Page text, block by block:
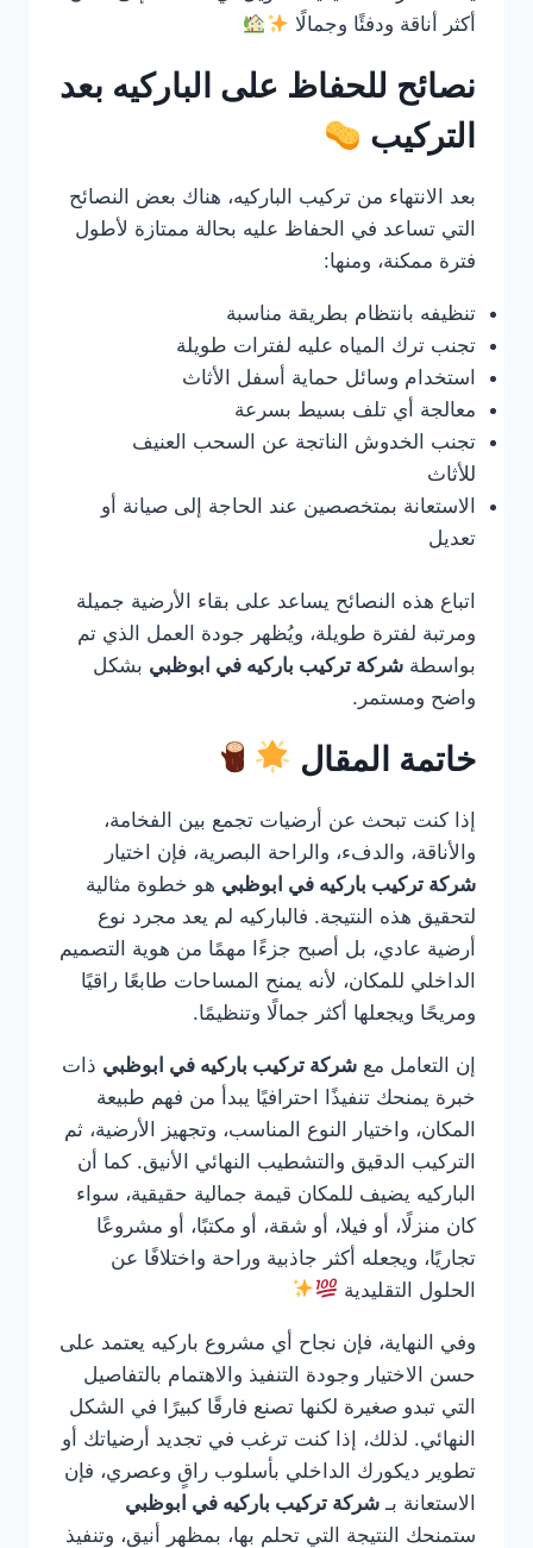
أكثر أناقة ودفئًا وجمالًا
نصائح للحفاظ على الباركيه بعد
التركيب
بعد الانتهاء من تركيب الباركيه، هناك بعض النصائح
التي تساعد في الحفاظ عليه بحالة ممتازة لأطول
فترة ممكنة، ومنها:
تنظيفه بانتظام بطريقة مناسبة
تجنب ترك المياه عليه لفترات طويلة
استخدام وسائل حماية أسفل الأثاث
معالجة أي تلف بسيط بسرعة
تجنب الخدوش الناتجة عن السحب العنيف
للأثاث
الاستعانة بمتخصصين عند الحاجة إلى صيانة أو
تعديل
اتباع هذه النصائح يساعد على بقاء الأرضية جميلة
ومرتبة لفترة طويلة، ويُظهر جودة العمل الذي تم
بواسطة شركة تركيب باركيه في ابوظبي بشكل
واضح ومستمر.
خاتمة المقال
إذا كنت تبحث عن أرضيات تجمع بين الفخامة،
والأناقة، والدفء، والراحة البصرية، فإن اختيار
شركة تركيب باركيه في ابوظبي هو خطوة مثالية
لتحقيق هذه النتيجة. فالباركيه لم يعد مجرد نوع
أرضية عادي، بل أصبح جزءًا مهمًا من هوية التصميم
الداخلي للمكان، لأنه يمنح المساحات طابعًا راقيًا
ومريحًا ويجعلها أكثر جمالًا وتنظيمًا.
إن التعامل مع شركة تركيب باركيه في ابوظبي ذات
خبرة يمنحك تنفيذًا احترافيًا يبدأ من فهم طبيعة
المكان، واختيار النوع المناسب، وتجهيز الأرضية، ثم
التركيب الدقيق والتشطيب النهائي الأنيق. كما أن
الباركيه يضيف للمكان قيمة جمالية حقيقية، سواء
كان منزلًا، أو فيلا، أو شقة، أو مكتبًا، أو مشروعًا
تجاريًا، ويجعله أكثر جاذبية وراحة واختلافًا عن
الحلول التقليدية
وفي النهاية، فإن نجاح أي مشروع باركيه يعتمد على
حسن الاختيار وجودة التنفيذ والاهتمام بالتفاصيل
التي تبدو صغيرة لكنها تصنع فارقًا كبيرًا في الشكل
النهائي. لذلك، إذا كنت ترغب في تجديد أرضياتك أو
تطوير ديكورك الداخلي بأسلوب راقٍ وعصري، فإن
الاستعانة بـ شركة تركيب باركيه في ابوظبي
ستمنحك النتيجة التي تحلم بها، بمظهر أنيق، وتنفيذ